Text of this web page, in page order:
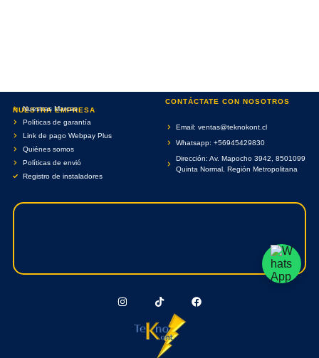
NUESTRA EMPRESA
Nuestras Marcas
Políticas de garantía
Link de pago Webpay Plus
Quiénes somos
Políticas de envió
Registro de instaladores
CONTÁCTATE CON NOSOTROS
Email: ventas@teknokont.cl
Whatsapp: +56945429830
Dirección: Av. Mapocho 3942, 8501099
Quinta Normal, Región Metropolitana